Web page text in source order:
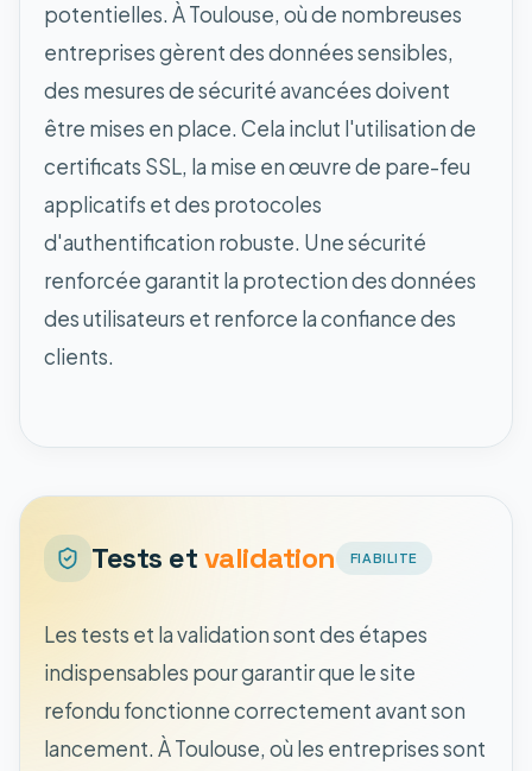
potentielles. À Toulouse, où de nombreuses
entreprises gèrent des données sensibles,
des mesures de sécurité avancées doivent
être mises en place. Cela inclut l'utilisation de
certificats SSL, la mise en œuvre de pare-feu
applicatifs et des protocoles
d'authentification robuste. Une sécurité
renforcée garantit la protection des données
des utilisateurs et renforce la confiance des
clients.
Tests etvalidation FIABILITE
Les tests et la validation sont des étapes
indispensables pour garantir que le site
refondu fonctionne correctement avant son
lancement. À Toulouse, où les entreprises sont